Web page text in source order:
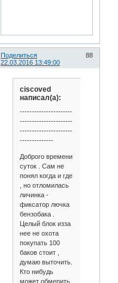
Поделиться
88
22.03.2016 13:49:00
ciscoved
написал(а):
----------------------
----------------------
----------------------
--------------
Доброго времени
суток . Сам не
понял когда и где
, но отломилась
личинка -
фиксатор лючка
бензобака .
Целый блок изза
нее не охота
покупать 100
баков стоит ,
думаю выточить.
Кто нибудь
может обмерить